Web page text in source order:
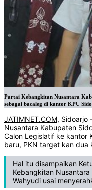
Partai Kebangkitan Nusantara
sebagai bacaleg di kantor KPU
JATIMNET.COM, Sidoarjo
Nusantara Kabupaten
Calon Legislatif ke kantor
baru, PKN target kan dua
Hal itu disampaikan
Kebangkitan
Wahyudi usai